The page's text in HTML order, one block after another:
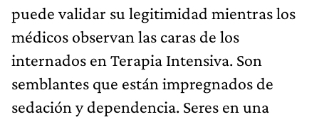
puede validar su legitimidad mientras los
médicos observan las caras de los
internados en Terapia Intensiva. Son
semblantes que están impregnados de
sedación y dependencia. Seres en una